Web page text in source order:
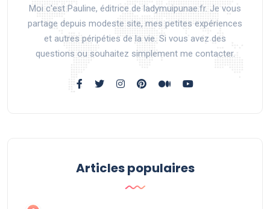
Moi c'est Pauline, éditrice de ladymuipunae.fr. Je vous
partage depuis modeste site, mes petites expériences
et autres péripéties de la vie. Si vous avez des
questions ou souhaitez simplement me contacter.
Articles populaires